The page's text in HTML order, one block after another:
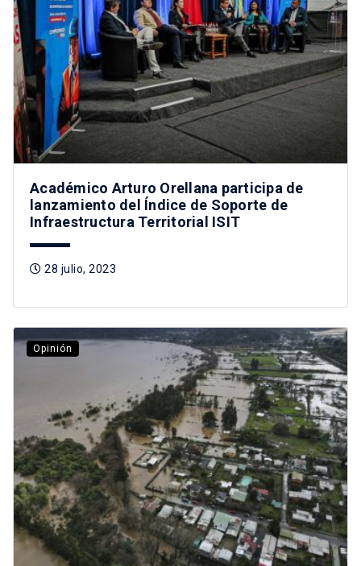
Académico Arturo Orellana participa de
lanzamiento del Índice de Soporte de
Infraestructura Territorial ISIT
28 julio, 2023
Opinión